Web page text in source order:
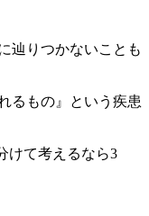
辿りつかないことも
るもの』という疾患
けて考えるなら3